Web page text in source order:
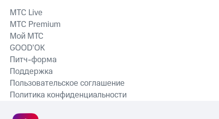
MTС Live
MTС Premium
Мой МТС
GOOD’OK
Питч-форма
Поддержка
Пользовательское соглашение
Политика конфиденциальности